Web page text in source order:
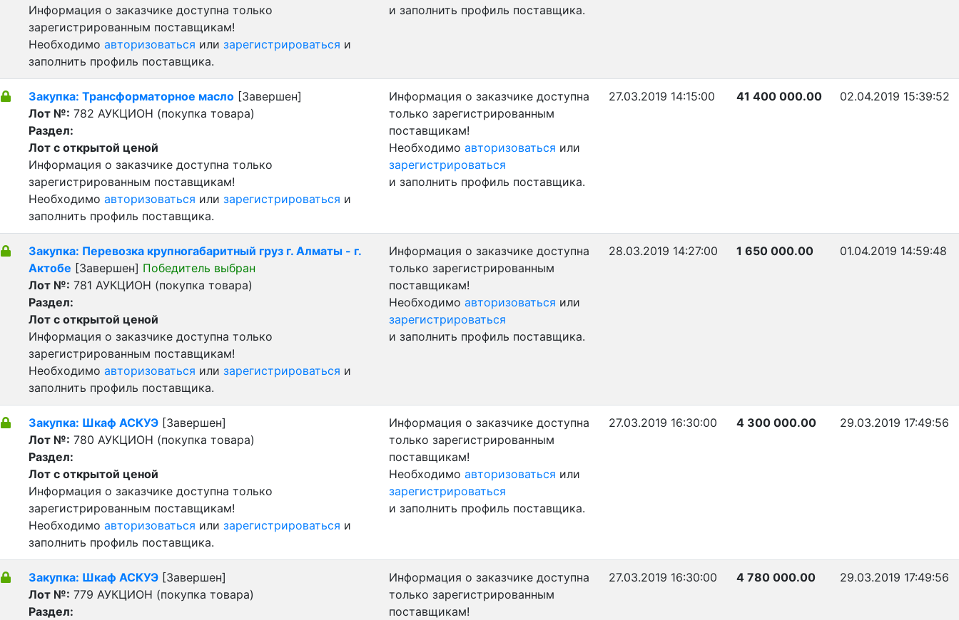
Информация о заказчике доступна только
зарегистрированным поставщикам!
Необходимо авторизоваться или зарегистрироваться и
заполнить профиль поставщика.
и заполнить профиль поставщика.
Закупка: Трансформаторное масло [Завершен]
Лот №: 782 АУКЦИОН (покупка товара)
Раздел:
Лот с открытой ценой
Информация о заказчике доступна только
зарегистрированным поставщикам!
Необходимо авторизоваться или зарегистрироваться и
заполнить профиль поставщика.
Информация о заказчике доступна
только зарегистрированным
поставщикам!
Необходимо авторизоваться или
зарегистрироваться
и заполнить профиль поставщика.
27.03.2019 14:15:00 41 400 000.00 02.04.2019 15:39:52
Закупка: Перевозка крупногабаритный груз г. Алматы - г.
Актобе [Завершен] Победитель выбран
Лот №: 781 АУКЦИОН (покупка товара)
Раздел:
Лот с открытой ценой
Информация о заказчике доступна только
зарегистрированным поставщикам!
Необходимо авторизоваться или зарегистрироваться и
заполнить профиль поставщика.
Информация о заказчике доступна
только зарегистрированным
поставщикам!
Необходимо авторизоваться или
зарегистрироваться
и заполнить профиль поставщика.
28.03.2019 14:27:00 1 650 000.00 01.04.2019 14:59:48
Закупка: Шкаф АСКУЭ [Завершен]
Лот №: 780 АУКЦИОН (покупка товара)
Раздел:
Лот с открытой ценой
Информация о заказчике доступна только
зарегистрированным поставщикам!
Необходимо авторизоваться или зарегистрироваться и
заполнить профиль поставщика.
Информация о заказчике доступна
только зарегистрированным
поставщикам!
Необходимо авторизоваться или
зарегистрироваться
и заполнить профиль поставщика.
27.03.2019 16:30:00 4 300 000.00 29.03.2019 17:49:56
Закупка: Шкаф АСКУЭ [Завершен]
Лот №: 779 АУКЦИОН (покупка товара)
Раздел:
Информация о заказчике доступна
только зарегистрированным
поставщикам!
27.03.2019 16:30:00 4 780 000.00 29.03.2019 17:49:56